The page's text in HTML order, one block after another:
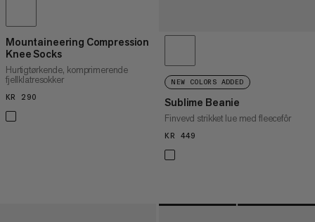
Mountaineering Compression
Knee Socks
Hurtigtørkende, komprimerende
fjellklatresokker
KR 290
NEW COLORS ADDED
Sublime Beanie
Finvevd strikket lue med fleecefôr
KR 449